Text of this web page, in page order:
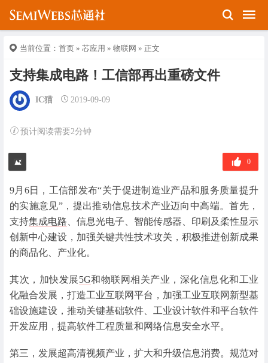
当前位置： 首页 » 芯应用 » 物联网 » 正文
支持集成电路！工信部再出重磅文件
IC猫 2019-09-09
预计阅读需要2分钟
0
9月6日，工信部发布“关于促进制造业产品和服务质量提升
的实施意见”，提出推动信息技术产业迈向中高端。首先，
支持集成电路 、信息光电子、智能传感器、印刷及柔性显示
创新中心建设，加强关键共性技术攻关，积极推进创新成果
的商品化、产业化。
其次，加快发展5G和物联网相关产业，深化信息化和工业
化融合发展，打造工业互联网平台，加强工业互联网新型基
础设施建设，推动关键基础软件、工业设计软件和平台软件
开发应用，提高软件工程质量和网络信息安全水平。
第三，发展超高清视频产业，扩大和升级信息消费。规范对